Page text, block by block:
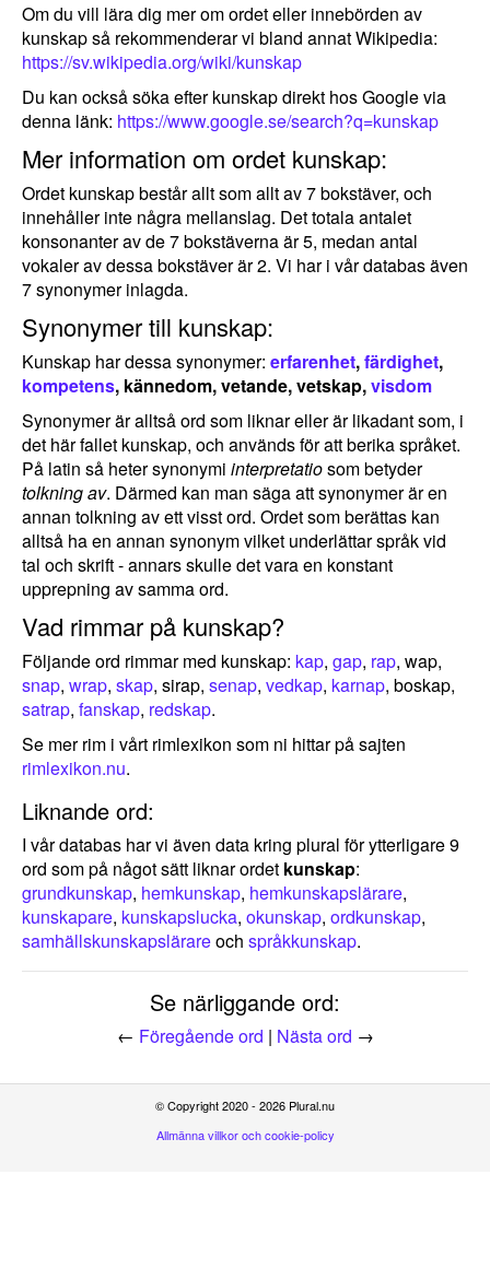
Om du vill lära dig mer om ordet eller innebörden av
kunskap så rekommenderar vi bland annat Wikipedia:
https://sv.wikipedia.org/wiki/kunskap
Du kan också söka efter kunskap direkt hos Google via
denna länk: https://www.google.se/search?q=kunskap
Mer information om ordet kunskap:
Ordet kunskap består allt som allt av 7 bokstäver, och
innehåller inte några mellanslag. Det totala antalet
konsonanter av de 7 bokstäverna är 5, medan antal
vokaler av dessa bokstäver är 2. Vi har i vår databas även
7 synonymer inlagda.
Synonymer till kunskap:
Kunskap har dessa synonymer: erfarenhet,färdighet,
kompetens, kännedom, vetande, vetskap,visdom
Synonymer är alltså ord som liknar eller är likadant som, i
det här fallet kunskap, och används för att berika språket.
På latin så heter synonymi interpretatiosom betyder
tolkning av. Därmed kan man säga att synonymer är en
annan tolkning av ett visst ord. Ordet som berättas kan
alltså ha en annan synonym vilket underlättar språk vid
tal och skrift - annars skulle det vara en konstant
upprepning av samma ord.
Vad rimmar på kunskap?
Följande ord rimmar med kunskap: kap, gap, rap, wap,
snap, wrap, skap, sirap, senap, vedkap, karnap, boskap,
satrap, fanskap, redskap.
Se mer rim i vårt rimlexikon som ni hittar på sajten
rimlexikon.nu.
Liknande ord:
I vår databas har vi även data kring plural för ytterligare 9
ord som på något sätt liknar ordet kunskap:
grundkunskap, hemkunskap, hemkunskapslärare,
kunskapare, kunskapslucka, okunskap, ordkunskap,
samhällskunskapslärareoch språkkunskap.
Se närliggande ord:
← Föregående ord | Nästa ord →
© Copyright 2020 - 2026 Plural.nu
Allmänna villkor och cookie-policy